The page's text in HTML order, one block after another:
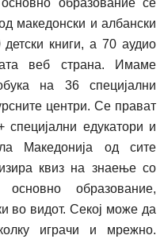
македонски и албански
детски книги,а70 аудио
веб страна.
Имаме
на 36 специјални
центри. Се прават
специјални едукатори и
Македонија од сите
квиз на знаење со
образование,
во видот. Секој може да
играчи и мрежно.